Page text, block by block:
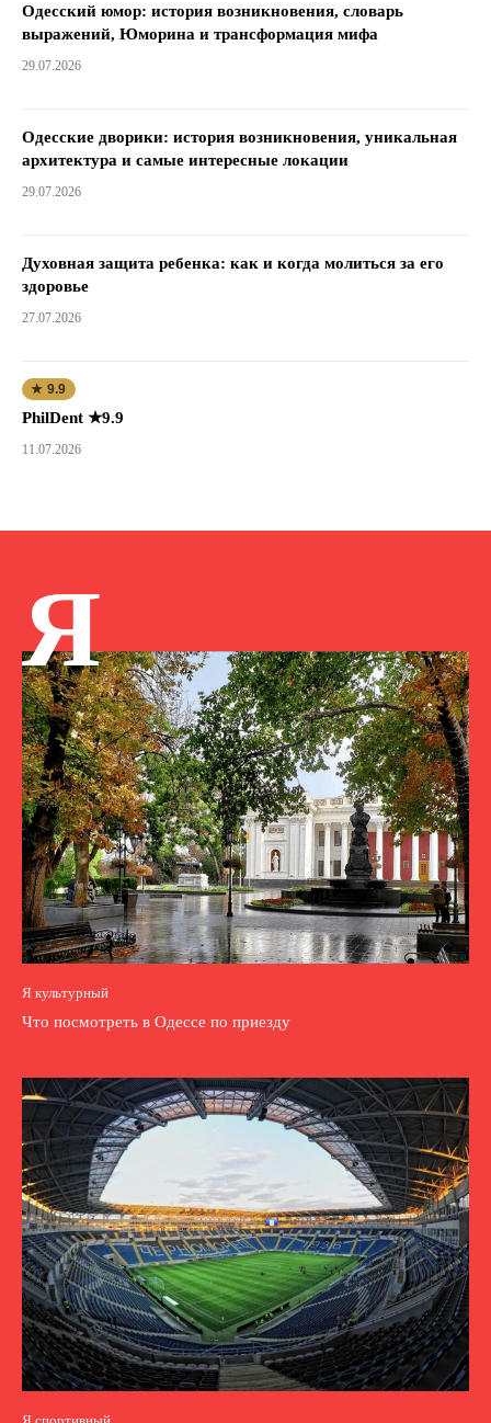
Одесский юмор: история возникновения, словарь
выражений, Юморина и трансформация мифа
29.07.2026
Одесские дворики: история возникновения, уникальная
архитектура и самые интересные локации
29.07.2026
Духовная защита ребенка: как и когда молиться за его
здоровье
27.07.2026
★ 9.9
PhilDent ★9.9
11.07.2026
Я
Я культурный
Что посмотреть в Одессе по приезду